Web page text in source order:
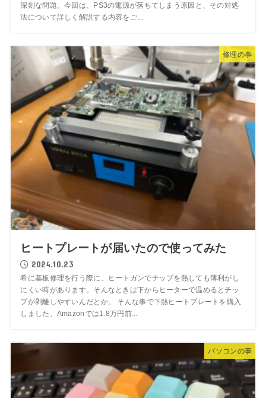
深刻な問題。今回は、PS3の電源が落ちてしまう原因と、その対処
法について詳しく解説する内容をご...
修理の事
ヒートプレートが届いたので使ってみた
2024.10.23
希に基板修理を行う際に、ヒートガンでチップを熱しても薄利がし
にくい時があります。そんなときは下からヒーターで温めるとチッ
プが剥離しやすいんだとか。 そんな事で下熱ヒートプレートを購入
しました、Amazonでは1.8万円前...
パソコンの事